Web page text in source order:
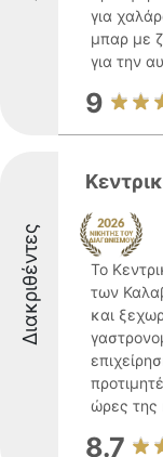
για
μπαρ με
για την
9
Διακριθέντες
Το
των
και
ώρες της
8.7